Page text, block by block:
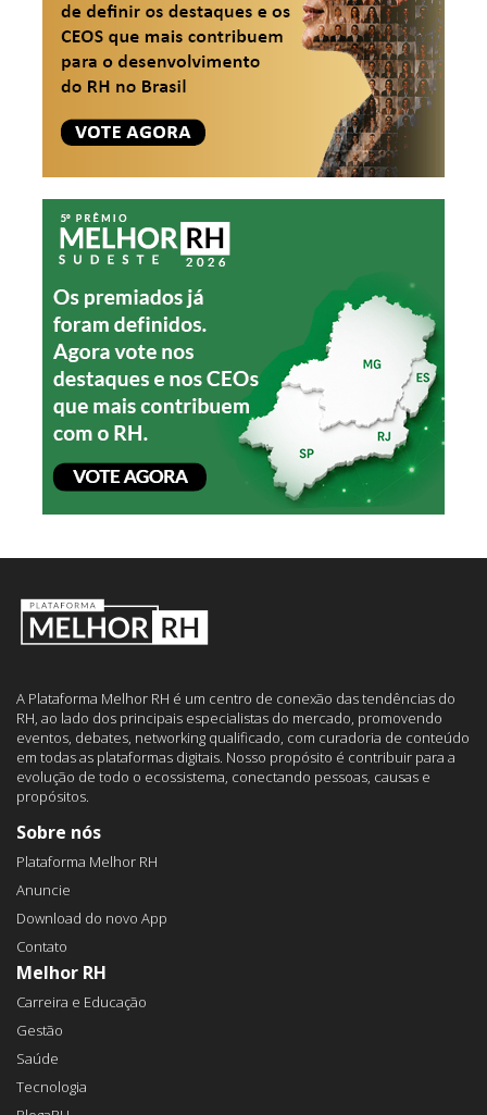
A Plataforma Melhor RH é um centro de conexão das tendências do
RH, ao lado dos principais especialistas do mercado, promovendo
eventos, debates, networking qualificado, com curadoria de conteúdo
em todas as plataformas digitais. Nosso propósito é contribuir para a
evolução de todo o ecossistema, conectando pessoas, causas e
propósitos.
Sobre nós
Plataforma Melhor RH
Anuncie
Download do novo App
Contato
Melhor RH
Carreira e Educação
Gestão
Saúde
Tecnologia